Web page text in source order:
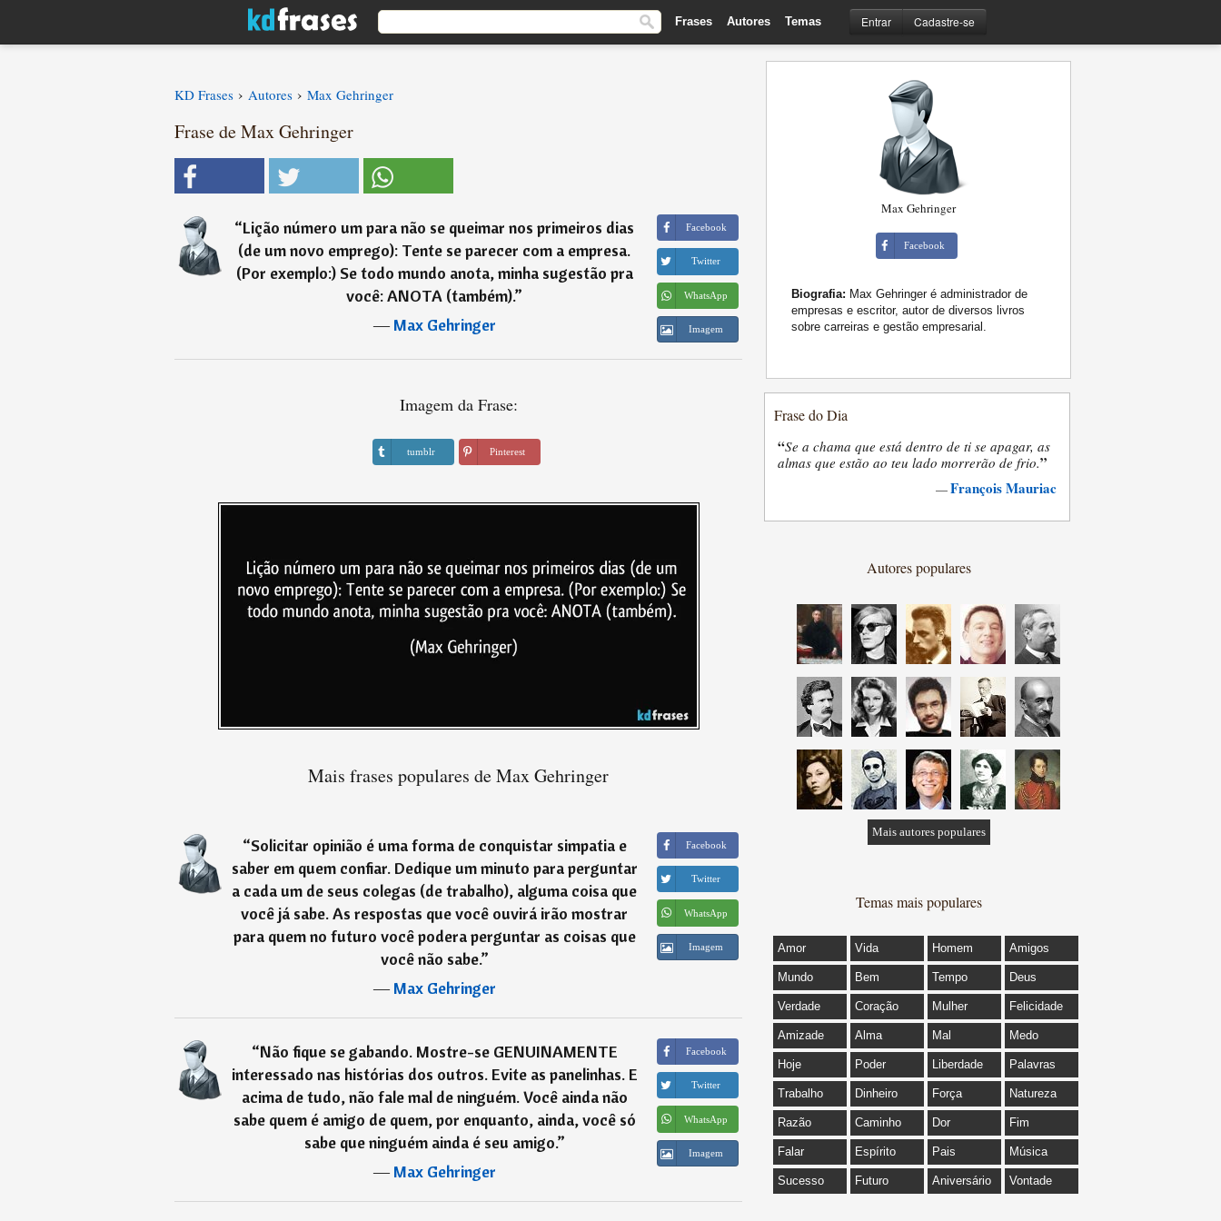
Frases Autores Temas Entrar Cadastre-se
KD Frases › Autores › Max Gehringer
Frase de Max Gehringer
“Lição número um para não se queimar nos primeiros dias
(de um novo emprego): Tente se parecer com a empresa.
(Por exemplo:) Se todo mundo anota, minha sugestão pra
você: ANOTA (também).”
―Max Gehringer
Facebook
Twitter
WhatsApp
Imagem
Imagem da Frase:
tumblr Pinterest
Mais frases populares de Max Gehringer
“Solicitar opinião é uma forma de conquistar simpatia e
saber em quem confiar. Dedique um minuto para perguntar
a cada um de seus colegas (de trabalho), alguma coisa que
você já sabe. As respostas que você ouvirá irão mostrar
para quem no futuro você podera perguntar as coisas que
você não sabe.”
―Max Gehringer
Facebook
Twitter
WhatsApp
Imagem
“Não fique se gabando. Mostre-se GENUINAMENTE
interessado nas histórias dos outros. Evite as panelinhas. E
acima de tudo, não fale mal de ninguém. Você ainda não
sabe quem é amigo de quem, por enquanto, ainda, você só
sabe que ninguém ainda é seu amigo.”
―Max Gehringer
Facebook
Twitter
WhatsApp
Imagem
Max Gehringer
Facebook
Biografia: Max Gehringer é administrador de
empresas e escritor, autor de diversos livros
sobre carreiras e gestão empresarial.
Frase do Dia
“Se a chama que está dentro de ti se apagar, as
almas que estão ao teu lado morrerão de frio.”
—François Mauriac
Autores populares
Mais autores populares
Temas mais populares
Amor Vida Homem Amigos
Mundo Bem Tempo Deus
Verdade Coração Mulher Felicidade
Amizade Alma Mal Medo
Hoje Poder Liberdade Palavras
Trabalho Dinheiro Força Natureza
Razão Caminho Dor Fim
Falar Espírito Pais Música
Sucesso Futuro Aniversário Vontade